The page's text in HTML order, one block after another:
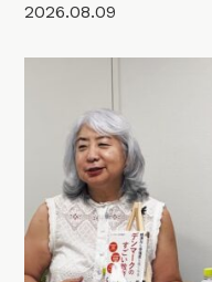
2026.08.09